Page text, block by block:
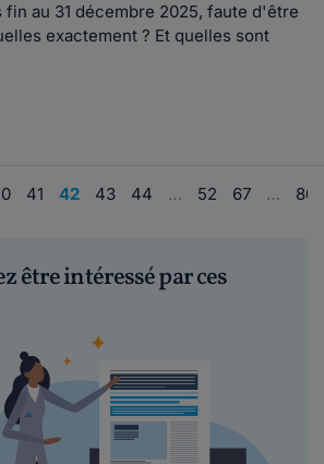
au 31 décembre 2025, faute d'être
exactement ? Et quelles sont
41 42 43 44 … 52 67 … 86
être intéressé par ces